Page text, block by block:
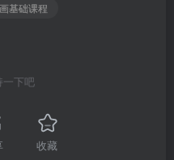
基础课程
一下吧
收藏